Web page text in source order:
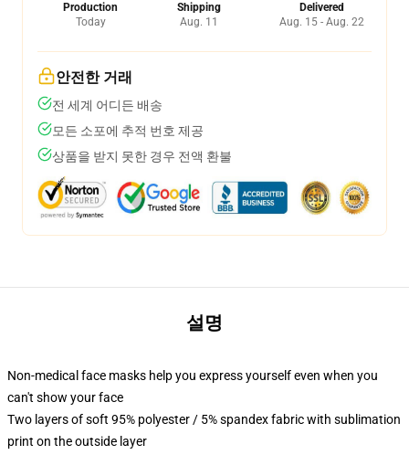
Production
Today
Shipping
Aug. 11
Delivered
Aug. 15 - Aug. 22
안전한 거래
전 세계 어디든 배송
모든 소포에 추적 번호 제공
상품을 받지 못한 경우 전액 환불
설명
Non-medical face masks help you express yourself even when you
can't show your face
Two layers of soft 95% polyester / 5% spandex fabric with sublimation
print on the outside layer